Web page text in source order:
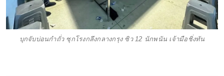
บุกจับบ่อนกำถั่ว ซุกโรงกลึงกลางกรุง ซิว 12 นักพนัน เจ้ามือชิ่งทัน